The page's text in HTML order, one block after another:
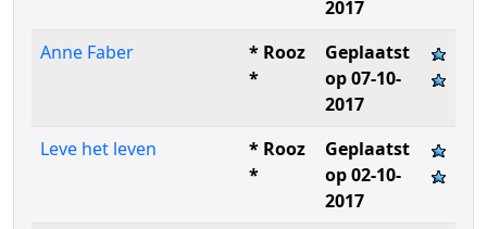
2017
Anne Faber
* Rooz
*
Geplaatst
op 07-10-
2017
Leve het leven
* Rooz
*
Geplaatst
op 02-10-
2017